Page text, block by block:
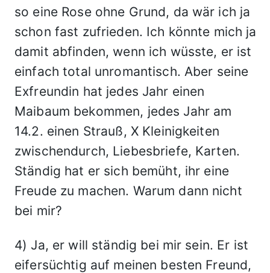
so eine Rose ohne Grund, da wär ich ja
schon fast zufrieden. Ich könnte mich ja
damit abfinden, wenn ich wüsste, er ist
einfach total unromantisch. Aber seine
Exfreundin hat jedes Jahr einen
Maibaum bekommen, jedes Jahr am
14.2. einen Strauß, X Kleinigkeiten
zwischendurch, Liebesbriefe, Karten.
Ständig hat er sich bemüht, ihr eine
Freude zu machen. Warum dann nicht
bei mir?
4) Ja, er will ständig bei mir sein. Er ist
eifersüchtig auf meinen besten Freund,